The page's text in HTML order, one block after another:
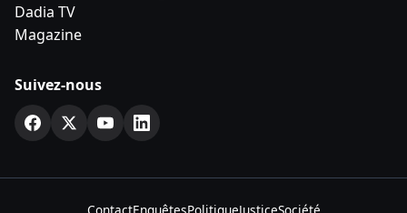
Dadia TV
Magazine
Suivez-nous
ContactEnquêtesPolitiqueJusticeSociété